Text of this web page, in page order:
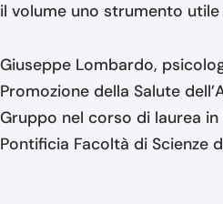
il volume uno strumento
Giuseppe Lombardo,
Promozione della Salute
Gruppo nel corso di laurea in
Pontificia Facoltà di Scienze